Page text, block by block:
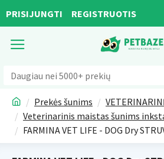
PRISIJUNGTI REGISTRUOTIS
Prekės šunims
Veterinarinis maistas šunims
FARMINA VET LIFE - DOG Dry